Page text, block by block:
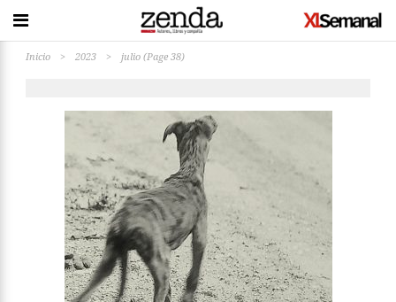
Inicio > 2023 > julio (Page 38)